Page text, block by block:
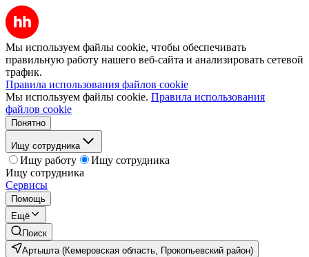
Мы используем файлы cookie, чтобы обеспечивать
правильную работу нашего веб-сайта и анализировать сетевой
трафик.
Правила использования файлов cookie
Мы используем файлы cookie. Правила использования
файлов cookie
Понятно
Ищу сотрудника
Ищу работу
Ищу сотрудника
Ищу сотрудника
Сервисы
Помощь
Ещё
Поиск
Артышта (Кемеровская область, Прокопьевский район)